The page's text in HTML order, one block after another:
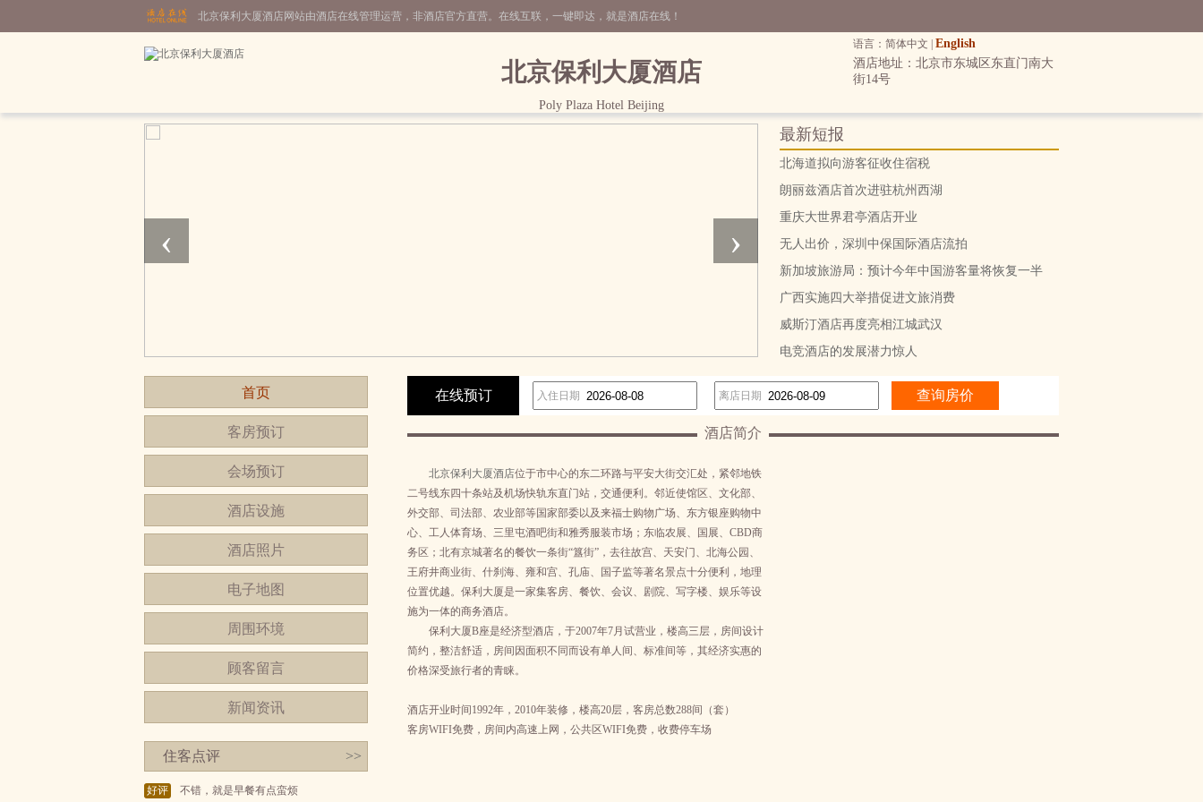
北京保利大厦酒店网站由酒店在线管理运营，非酒店官方直营。在线互联，一键即达，就是酒店在线！
语言：简体中文 | English
北京保利大厦酒店
Poly Plaza Hotel Beijing
酒店地址：北京市东城区东直门南大
街14号
‹ ›
最新短报
北海道拟向游客征收住宿税
朗丽兹酒店首次进驻杭州西湖
重庆大世界君亭酒店开业
无人出价，深圳中保国际酒店流拍
新加坡旅游局：预计今年中国游客量将恢复一半
广西实施四大举措促进文旅消费
威斯汀酒店再度亮相江城武汉
电竞酒店的发展潜力惊人
首页
客房预订
会场预订
酒店设施
酒店照片
电子地图
周围环境
顾客留言
新闻资讯
住客点评 >>
好评 不错，就是早餐有点蛮烦
在线预订 入住日期 离店日期
酒店简介
北京保利大厦酒店位于市中心的东二环路与平安大街交汇处，紧邻地铁
二号线东四十条站及机场快轨东直门站，交通便利。邻近使馆区、文化部、
外交部、司法部、农业部等国家部委以及来福士购物广场、东方银座购物中
心、工人体育场、三里屯酒吧街和雅秀服装市场；东临农展、国展、CBD商
务区；北有京城著名的餐饮一条街“簋街”，去往故宫、天安门、北海公园、
王府井商业街、什刹海、雍和宫、孔庙、国子监等著名景点十分便利，地理
位置优越。保利大厦是一家集客房、餐饮、会议、剧院、写字楼、娱乐等设
施为一体的商务酒店。
保利大厦B座是经济型酒店，于2007年7月试营业，楼高三层，房间设计
简约，整洁舒适，房间因面积不同而设有单人间、标准间等，其经济实惠的
价格深受旅行者的青睐。
酒店开业时间1992年，2010年装修，楼高20层，客房总数288间（套）
客房WIFI免费，房间内高速上网，公共区WIFI免费，收费停车场